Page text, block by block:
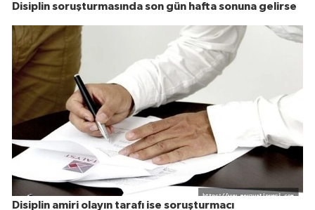
Disiplin soruşturmasında son gün hafta sonuna gelirse
Disiplin amiri olayın tarafı ise soruşturmacı